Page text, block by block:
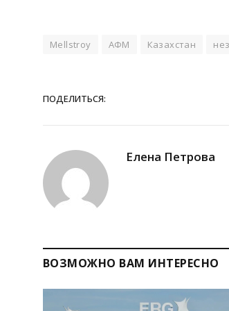
Mellstroy АФМ Казахстан
ПОДЕЛИТЬСЯ:
Елена Петрова
ВОЗМОЖНО ВАМ ИНТЕРЕСНО